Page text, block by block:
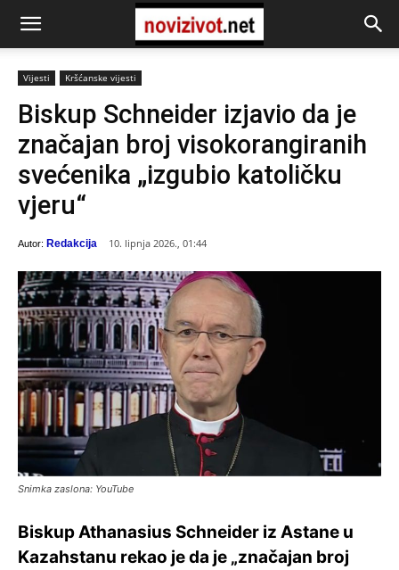
Vijesti Kršćanske vijesti
Biskup Schneider izjavio da je
značajan broj visokorangiranih
svećenika „izgubio katoličku
vjeru“
Autor: Redakcija 10. lipnja 2026., 01:44
Snimka zaslona: YouTube
Biskup Athanasius Schneider iz Astane u
Kazahstanu rekao je da je „značajan broj